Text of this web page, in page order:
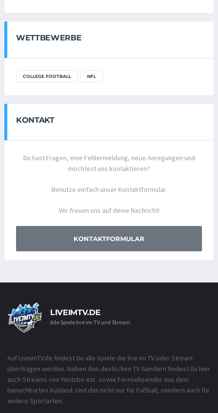
WETTBEWERBE
COLLEGE FOOTBALL NFL
KONTAKT
Du hast Fragen, eine Fehlermeldung, neue Anregungen und
möchtest uns kontaktieren?
Benutze einfach unser Kontaktformular.
Wir freuen uns auf deine Nachricht!
KONTAKTFORMULAR
LIVEIMTV.DE
Alle Spiele live im TV und Stream
Auf LiveimTV.de findest Du alle Spiele die live im TV oder Stream
übertragen werden. Neben den deutschen TV-Sendern findest Du hier
auch Streams von Youtube etc. sowie Fernsehsender aus dem
benachbarten Ausland. Und das nicht nur für Fußball, sondern auch für
andere Sportarten.